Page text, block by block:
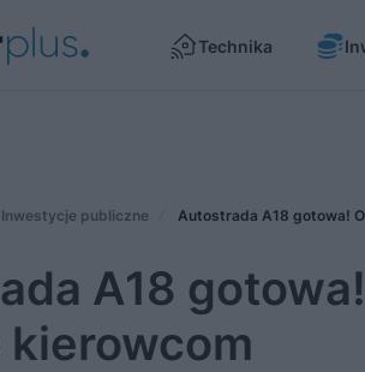
Technika
Inwestycje publiczne Autostrada A18 gotowa!
A18
kierowcom